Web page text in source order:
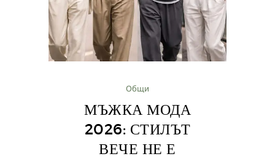
Общи
МЪЖКА МОДА
2026: СТИЛЪТ
ВЕЧЕ НЕ Е